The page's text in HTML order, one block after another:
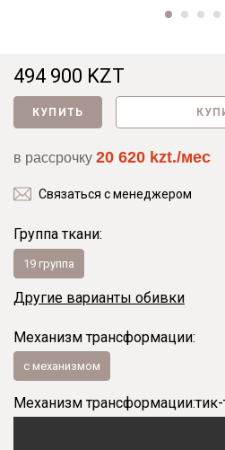
494 900 KZT
КУПИТЬ
в рассрочку 20 620 kzt./мес
Связаться с менеджером
Группа ткани:
19 группа
Другие варианты обивки
Механизм трансформации:
с механизмом
Механизм трансформации: